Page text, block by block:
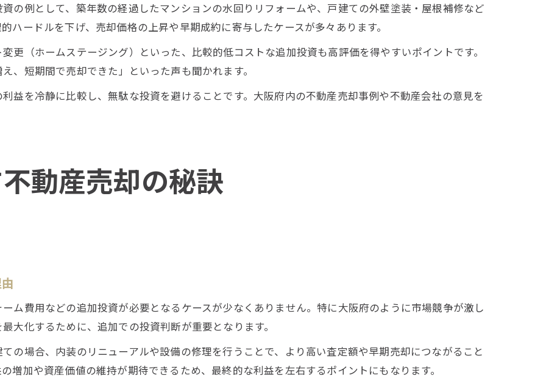
の例として、築年数の経過したマンションの水回りリフォームや、戸建ての外壁塗装・屋根補修など
ハードルを下げ、売却価格の上昇や早期成約に寄与したケースが多々あります。
更（ホームステージング）といった、比較的低コストな追加投資も高評価を得やすいポイントです。
、短期間で売却できた」といった声も聞かれます。
益を冷静に比較し、無駄な投資を避けることです。大阪府内の不動産売却事例や不動産会社の意見を
動産売却の秘訣
ム費用などの追加投資が必要となるケースが少なくありません。特に大阪府のように市場競争が激し
大化するために、追加での投資判断が重要となります。
の場合、内装のリニューアルや設備の修理を行うことで、より高い査定額や早期売却につながること
増加や資産価値の維持が期待できるため、最終的な利益を左右するポイントにもなります。